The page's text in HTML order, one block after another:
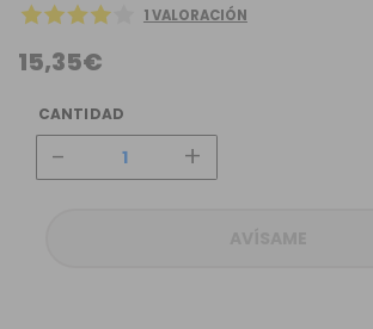
1 VALORACIÓN
15,35€
CANTIDAD
- +